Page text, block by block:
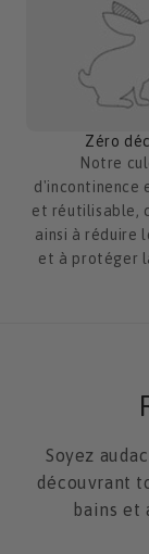
Zéro
Notre
d'incontinence
et réutilisable,
ainsi à réduire
et à protéger
Soyez
découvrant
bains et